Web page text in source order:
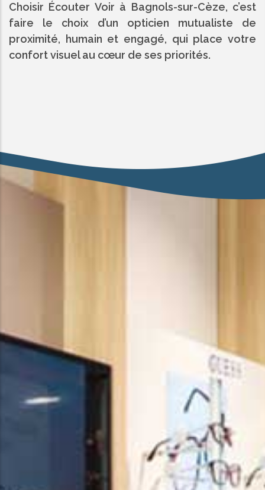
Choisir Écouter Voir à Bagnols-sur-Cèze, c’est
faire le choix d’un opticien mutualiste de
proximité, humain et engagé, qui place votre
confort visuel au cœur de ses priorités.